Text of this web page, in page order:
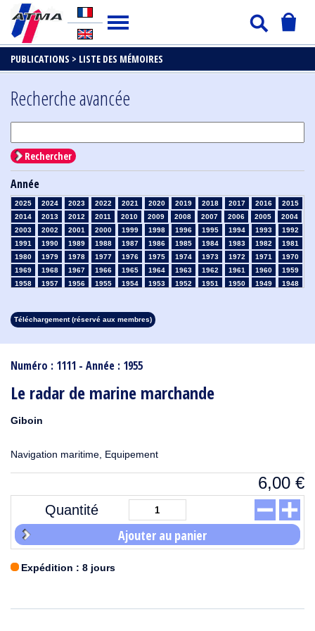
PUBLICATIONS > LISTE DES MÉMOIRES
Numéro : 1111 - Année : 1955
Le radar de marine marchande
Giboin
Navigation maritime, Equipement
6,00 €
Quantité
Ajouter au panier
Expédition : 8 jours
Recherche avancée
Rechercher
Année
2025 2024 2023 2022 2021 2020 2019 2018 2017 2016
2015
2014
2013 2012 2011 2010 2009 2008 2007 2006 2005
2004
2003
2002 2001 2000 1999 1998 1996 1995 1994 1993
1992
1991
1990 1989 1988 1987 1986 1985 1984 1983 1982
1981
1980
1979 1978 1977 1976 1975 1974 1973 1972 1971
1970
1969
1968 1967 1966 1965 1964 1963 1962 1961 1960
1959
1958
1957 1956 1955 1954 1953 1952 1951 1950 1949
1948
1913
1912 1911 1910 1909 1908
Téléchargement (réservé aux membres)